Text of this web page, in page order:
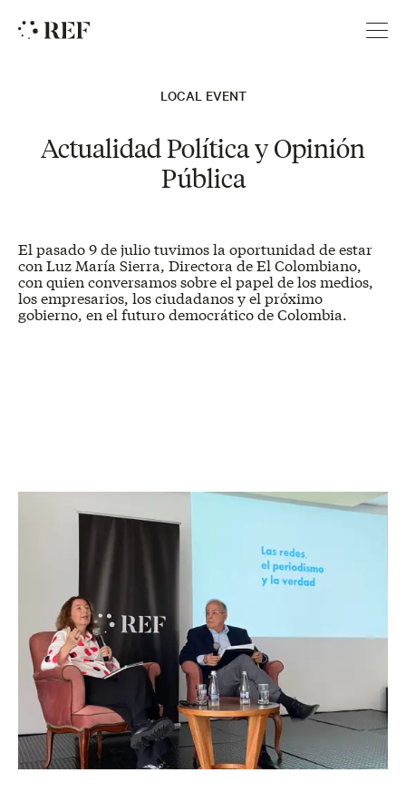
LOCAL EVENT
Actualidad Política y Opinión
Pública
El pasado 9 de julio tuvimos la oportunidad de estar
con Luz María Sierra, Directora de El Colombiano,
con quien conversamos sobre el papel de los medios,
los empresarios, los ciudadanos y el próximo
gobierno, en el futuro democrático de Colombia.